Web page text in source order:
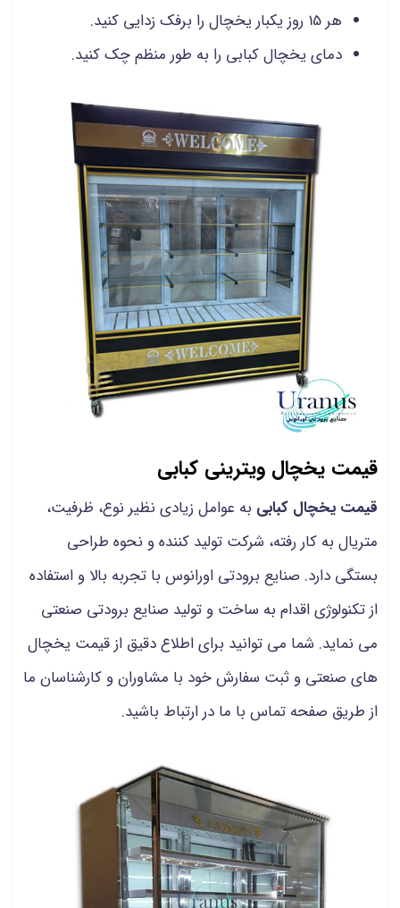
هر 15 روز یکبار یخچال را برفک زدایی کنید.
دمای یخچال کبابی را به طور منظم چک کنید.
قیمت یخچال ویترینی کبابی
قیمت یخچال کبابی به عوامل زیادی نظیر نوع، ظرفیت،
متریال به کار رفته، شرکت تولید کننده و نحوه طراحی
بستگی دارد. صنایع برودتی اورانوس با تجربه بالا و استفاده
از تکنولوژی اقدام به ساخت و تولید صنایع برودتی صنعتی
می نماید. شما می توانید برای اطلاع دقیق از قیمت یخچال
های صنعتی و ثبت سفارش خود با مشاوران و کارشناسان ما
از طریق صفحه تماس با ما در ارتباط باشید.